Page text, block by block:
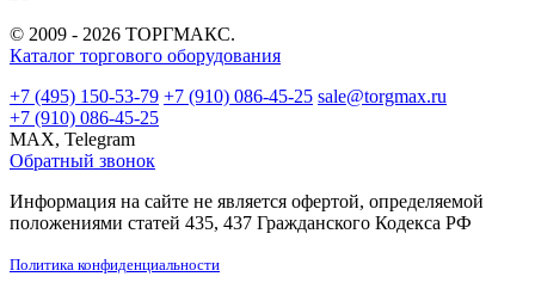
© 2009 - 2026 ТОРГМАКС.
Каталог торгового оборудования
+7 (495) 150-53-79 +7 (910) 086-45-25 sale@torgmax.ru
+7 (910) 086-45-25
MAX, Telegram
Обратный звонок
Информация на сайте не является офертой, определяемой
положениями статей 435, 437 Гражданского Кодекса РФ
Политика конфиденциальности